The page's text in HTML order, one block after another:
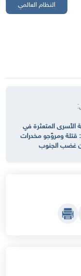
النظام العالمي
المتعثرة في
قتلة ومروّجو مخدرات
غضب الجنوب